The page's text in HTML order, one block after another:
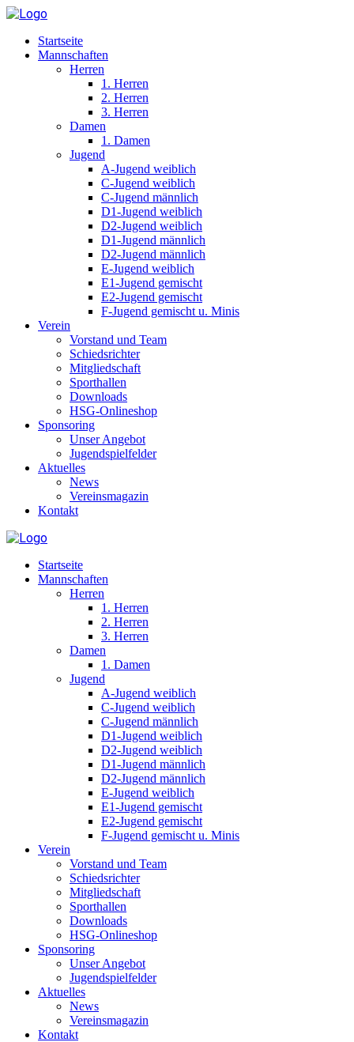
Startseite
Mannschaften
Herren
1. Herren
2. Herren
3. Herren
Damen
1. Damen
Jugend
A-Jugend weiblich
C-Jugend weiblich
C-Jugend männlich
D1-Jugend weiblich
D2-Jugend weiblich
D1-Jugend männlich
D2-Jugend männlich
E-Jugend weiblich
E1-Jugend gemischt
E2-Jugend gemischt
F-Jugend gemischt u. Minis
Verein
Vorstand und Team
Schiedsrichter
Mitgliedschaft
Sporthallen
Downloads
HSG-Onlineshop
Sponsoring
Unser Angebot
Jugendspielfelder
Aktuelles
News
Vereinsmagazin
Kontakt
Startseite
Mannschaften
Herren
1. Herren
2. Herren
3. Herren
Damen
1. Damen
Jugend
A-Jugend weiblich
C-Jugend weiblich
C-Jugend männlich
D1-Jugend weiblich
D2-Jugend weiblich
D1-Jugend männlich
D2-Jugend männlich
E-Jugend weiblich
E1-Jugend gemischt
E2-Jugend gemischt
F-Jugend gemischt u. Minis
Verein
Vorstand und Team
Schiedsrichter
Mitgliedschaft
Sporthallen
Downloads
HSG-Onlineshop
Sponsoring
Unser Angebot
Jugendspielfelder
Aktuelles
News
Vereinsmagazin
Kontakt